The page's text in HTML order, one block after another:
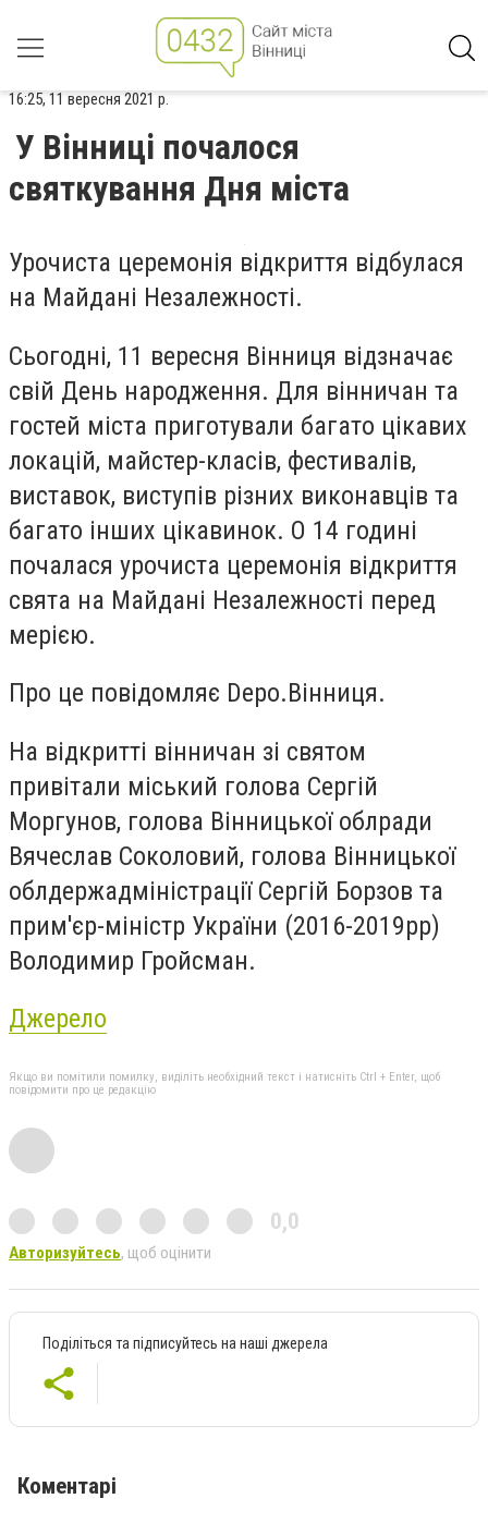
16:25, 11 вересня 2021 р.
У Вінниці почалося
святкування Дня міста
Урочиста церемонія відкриття відбулася
на Майдані Незалежності.
Сьогодні, 11 вересня Вінниця відзначає
свій День народження. Для вінничан та
гостей міста приготували багато цікавих
локацій, майстер-класів, фестивалів,
виставок, виступів різних виконавців та
багато інших цікавинок. О 14 годині
почалася урочиста церемонія відкриття
свята на Майдані Незалежності перед
мерією.
Про це повідомляє Depo.Вінниця.
На відкритті вінничан зі святом
привітали міський голова Сергій
Моргунов, голова Вінницької облради
Вячеслав Соколовий, голова Вінницької
облдержадміністрації Сергій Борзов та
прим'єр-міністр України (2016-2019рр)
Володимир Гройсман.
Джерело
Якщо ви помітили помилку, виділіть необхідний текст і натисніть Ctrl + Enter, щоб
повідомити про це редакцію
0,0
Авторизуйтесь, щоб оцінити
Поділіться та підписуйтесь на наші джерела
Коментарі